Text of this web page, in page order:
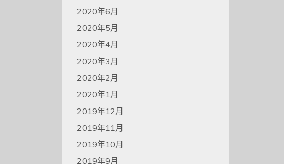
2020年6月
2020年5月
2020年4月
2020年3月
2020年2月
2020年1月
2019年12月
2019年11月
2019年10月
2019年9月